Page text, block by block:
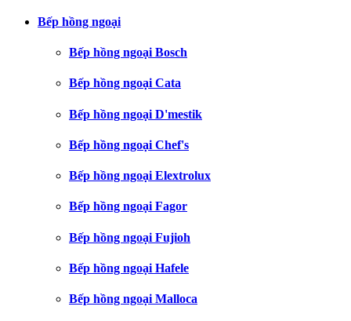
Bếp hồng ngoại
Bếp hồng ngoại Bosch
Bếp hồng ngoại Cata
Bếp hồng ngoại D'mestik
Bếp hồng ngoại Chef's
Bếp hồng ngoại Elextrolux
Bếp hồng ngoại Fagor
Bếp hồng ngoại Fujioh
Bếp hồng ngoại Hafele
Bếp hồng ngoại Malloca